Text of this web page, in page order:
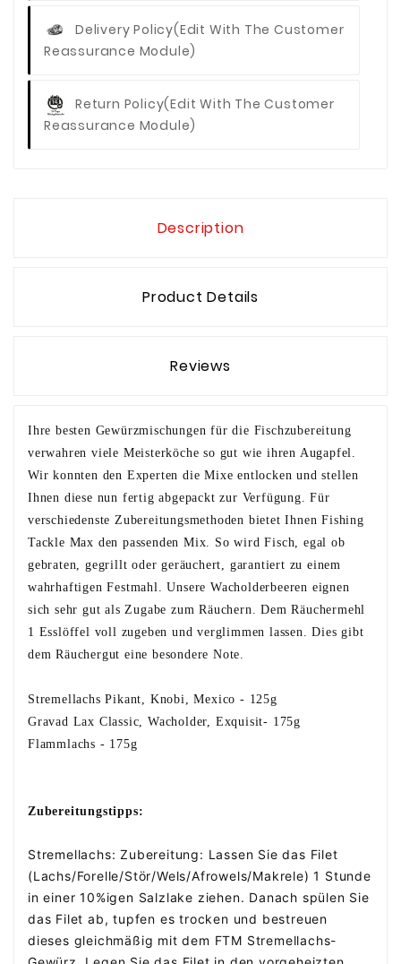
Delivery Policy(edit With The Customer
Reassurance Module)
Return Policy(edit With The Customer
Reassurance Module)
Description
Product Details
Reviews
Ihre besten Gewürzmischungen für die Fischzubereitung
verwahren viele Meisterköche so gut wie ihren Augapfel.
Wir konnten den Experten die Mixe entlocken und stellen
Ihnen diese nun fertig abgepackt zur Verfügung. Für
verschiedenste Zubereitungsmethoden bietet Ihnen Fishing
Tackle Max den passenden Mix. So wird Fisch, egal ob
gebraten, gegrillt oder geräuchert, garantiert zu einem
wahrhaftigen Festmahl. Unsere Wacholderbeeren eignen
sich sehr gut als Zugabe zum Räuchern. Dem Räuchermehl
1 Esslöffel voll zugeben und verglimmen lassen. Dies gibt
dem Räuchergut eine besondere Note.
Stremellachs Pikant, Knobi, Mexico - 125g
Gravad Lax Classic, Wacholder, Exquisit- 175g
Flammlachs - 175g
Zubereitungstipps:
Stremellachs: Zubereitung: Lassen Sie das Filet
(Lachs/Forelle/Stör/Wels/Afrowels/Makrele) 1 Stunde
in einer 10%igen Salzlake ziehen. Danach spülen Sie
das Filet ab, tupfen es trocken und bestreuen
dieses gleichmäßig mit dem FTM Stremellachs-